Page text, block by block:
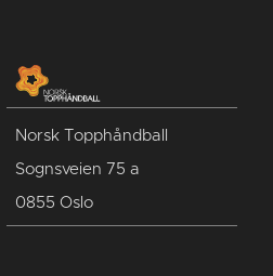
Norsk Topphåndball
Sognsveien 75 a
0855 Oslo